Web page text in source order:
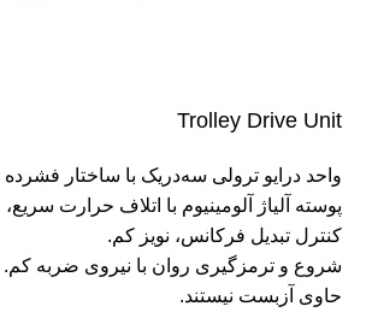
Trolley Drive Unit
واحد درایو ترولی سه‌در‌یک با ساختار
پوسته آلیاژ آلومینیوم با اتلاف حرارت
کنترل تبدیل فرکانس، نویز کم.
شروع و ترمزگیری روان با نیروی ضربه
حاوی آزبست نیستند.